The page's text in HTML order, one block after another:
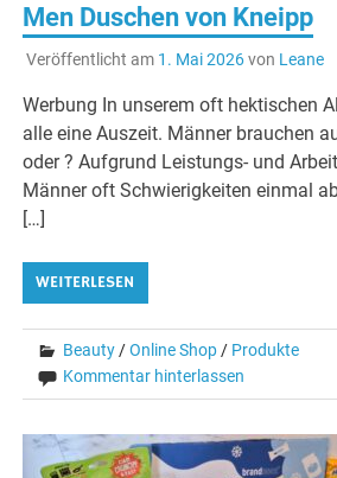
Men Duschen von Kneipp
Veröffentlicht am 1. Mai 2026von Leane
Werbung In unserem oft hektischen
alle eine Auszeit. Männer brauchen
oder ? Aufgrund Leistungs- und
Männer oft Schwierigkeiten einmal
[…]
WEITERLESEN
Beauty /Online Shop / Produkte
Kommentar hinterlassen